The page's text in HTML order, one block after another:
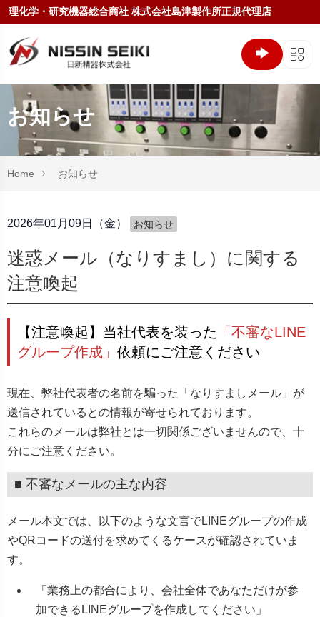
理化学・研究機器総合商社 株式会社島津製作所正規代理店
お知らせ
Home お知らせ
2026年01月09日（金） お知らせ
迷惑メール（なりすまし）に関する
注意喚起
【注意喚起】当社代表を装った 「不審なLINE
グループ作成」 依頼にご注意ください
現在、弊社代表者の名前を騙った「なりすましメール」が
送信されているとの情報が寄せられております。
これらのメールは弊社とは一切関係ございませんので、十
分にご注意ください。
■ 不審なメールの主な内容
メール本文では、以下のような文言でLINEグループの作成
やQRコードの送付を求めてくるケースが確認されていま
す。
「業務上の都合により、会社全体であなただけが参
加できるLINEグループを作成してください」